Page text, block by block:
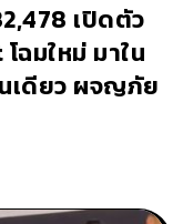
เปิดตัว
ฉมใหม่ มาใน
เดียว ผจญภัย